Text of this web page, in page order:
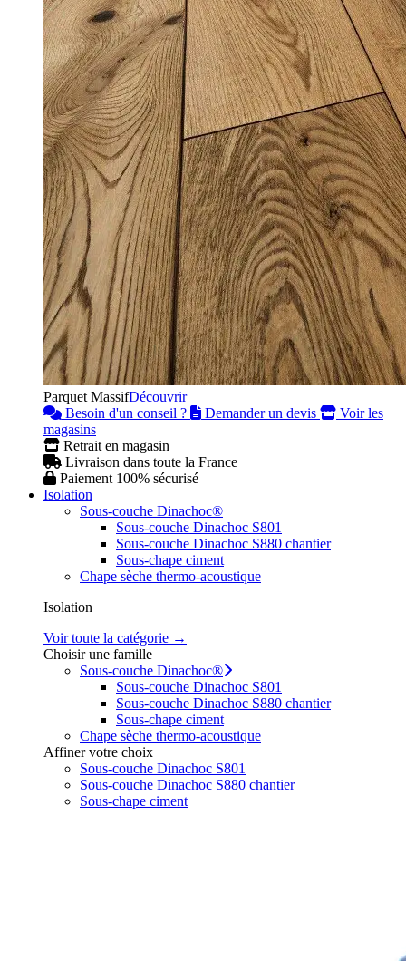
Parquet MassifDécouvrir
Besoin d'un conseil ?
Demander un devis
Voir les
magasins
Retrait en magasin
Livraison dans toute la France
Paiement 100% sécurisé
Isolation
Sous-couche Dinachoc®
Sous-couche Dinachoc S801
Sous-couche Dinachoc S880 chantier
Sous-chape ciment
Chape sèche thermo-acoustique
Isolation
Voir toute la catégorie →
Choisir une famille
Sous-couche Dinachoc®
Sous-couche Dinachoc S801
Sous-couche Dinachoc S880 chantier
Sous-chape ciment
Chape sèche thermo-acoustique
Affiner votre choix
Sous-couche Dinachoc S801
Sous-couche Dinachoc S880 chantier
Sous-chape ciment